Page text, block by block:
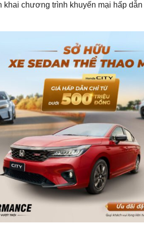
chương trình khuyến mại hấp dẫn